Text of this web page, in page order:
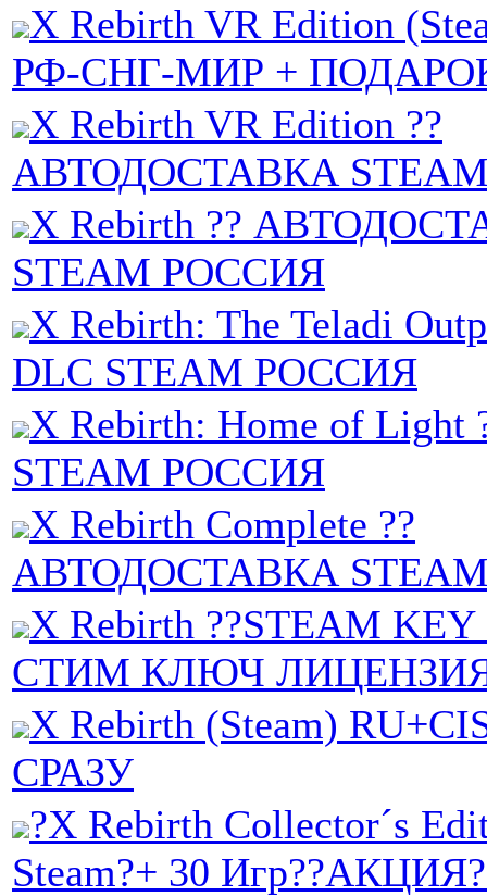
X Rebirth VR Edition
РФ-СНГ-МИР +
X Rebirth VR Edition ??
АВТОДОСТАВКА
X Rebirth ??
STEAM РОССИЯ
X Rebirth: The Teladi
DLC STEAM РОССИЯ
X Rebirth: Home of Light
STEAM РОССИЯ
X Rebirth Complete ??
АВТОДОСТАВКА
X Rebirth ??STEAM
СТИМ КЛЮЧ
X Rebirth (Steam)
СРАЗУ
?X Rebirth Collector´s
Steam?+ 30